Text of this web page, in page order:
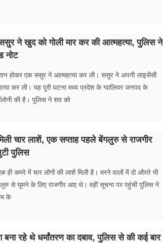
ने खुद को गोली मार कर की आत्महत्या, पुलिस ने
नोट
होकर एक ससुर ने आत्महत्या कर ली। ससुर ने अपनी लाइसेंसी
कर ली। यह पूरी घटना मध्य प्रदेश के ग्वालियर जनपद के
की है। पुलिस ने शव को
चार लाशें, एक सप्ताह पहले बेंगलुरु से राजगीर
पुलिस
ही कमरे में चार लोगों की लाशें मिली है। मरने वालों में दो औरते भी
से घूमने के लिए राजगीर आए थे। वहीं सूचना पर पहुंची पुलिस ने
के
रहे थे धर्मांतरण का दबाव, पुलिस से की कई बार